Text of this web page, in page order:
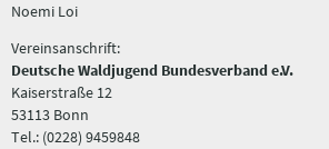
Noemi Loi
Vereinsanschrift:
Deutsche Waldjugend Bundesverband e.V.
Kaiserstraße 12
53113 Bonn
Tel.: (0228) 9459848